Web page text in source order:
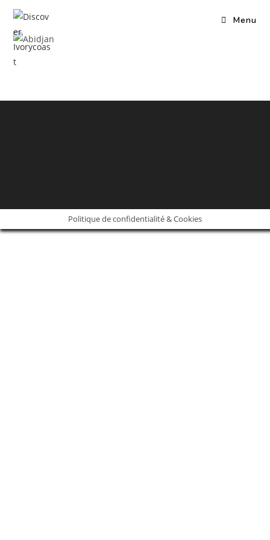
Skip
content
Menu
Politique de confidentialité & Cookies